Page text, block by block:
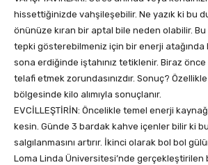
hissettiğinizde vahşileşebilir. Ne yazık ki bu
önünüze kıran bir aptal bile neden olabilir. Bu
tepki gösterebilmeniz için bir enerji
sona erdiğinde iştahınız tetiklenir. Biraz
telafi etmek zorundasınızdır. Sonuç?
bölgesinde kilo alımıyla sonuçlanır.
EVCİLLEŞTİRİN: Öncelikle temel enerji
kesin. Günde 3 bardak kahve içenler bilir ki
salgılanmasını artırır. İkinci olarak bol bol
Loma Linda Üniversitesi’nde gerçekleştirilen